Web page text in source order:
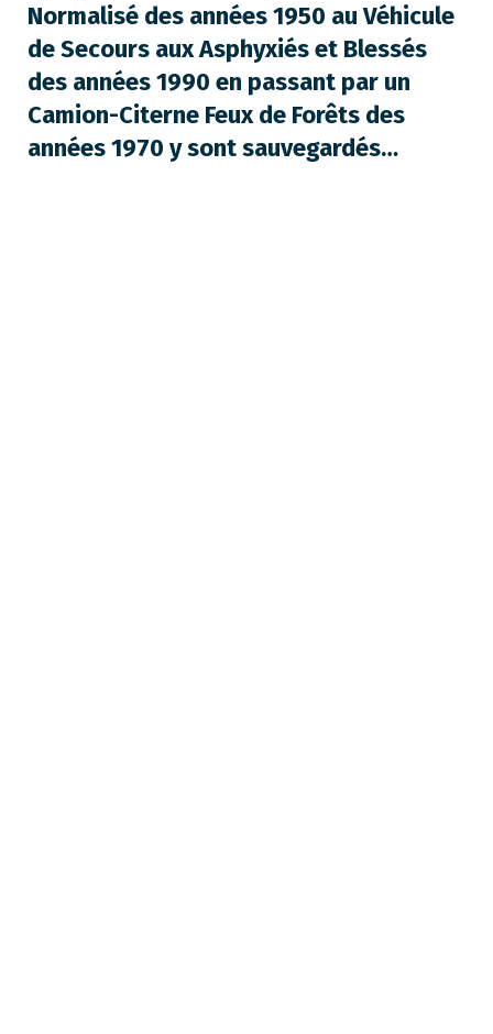
Normalisé des années 1950 au Véhicule
de Secours aux Asphyxiés et Blessés
des années 1990 en passant par un
Camion-Citerne Feux de Forêts des
années 1970 y sont sauvegardés…